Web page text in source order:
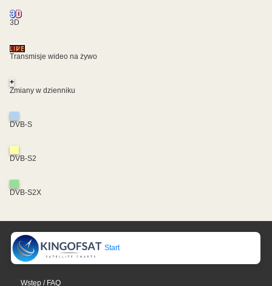
3D
Transmisje wideo na żywo
+
Zmiany w dzienniku
DVB-S
DVB-S2
DVB-S2X
Start
Wstęp / FAQ